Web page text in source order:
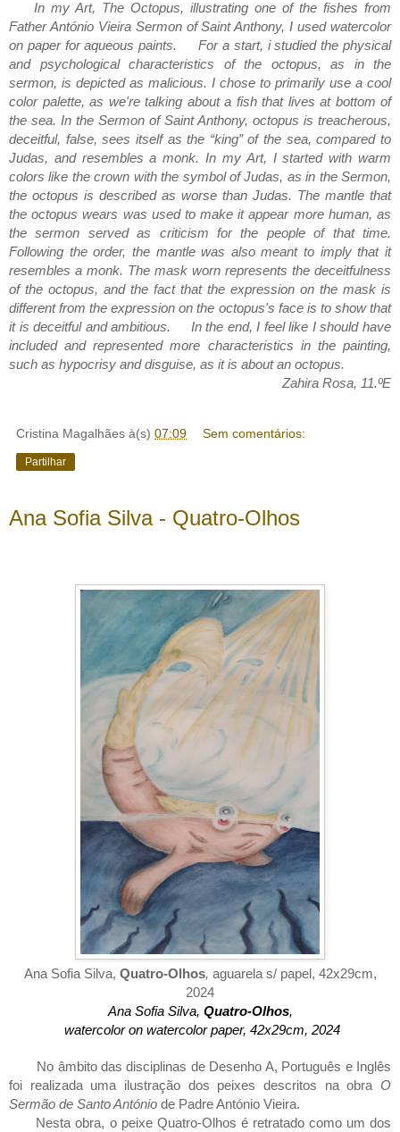
In my Art, The Octopus, illustrating one of the fishes from
Father António Vieira Sermon of Saint Anthony, I used watercolor
on paper for aqueous paints.
For a start, i studied the physical
and psychological characteristics of the octopus, as in the
sermon, is depicted as malicious. I chose to primarily use a cool
color palette, as we're talking about a fish that lives at bottom of
the sea. In the Sermon of Saint Anthony, octopus is treacherous,
deceitful, false, sees itself as the “king” of the sea, compared to
Judas, and resembles a monk. In my Art, I started with warm
colors like the crown with the symbol of Judas, as in the Sermon,
the octopus is described as worse than Judas. The mantle that
the octopus wears was used to make it appear more human, as
the sermon served as criticism for the people of that time.
Following the order, the mantle was also meant to imply that it
resembles a monk. The mask worn represents the deceitfulness
of the octopus, and the fact that the expression on the mask is
different from the expression on the octopus's face is to show that
it is deceitful and ambitious.
In the end, I feel like I should have
included and represented more characteristics in the painting,
such as hypocrisy and disguise, as it is about an octopus.
Zahira Rosa, 11.ºE
Cristina Magalhães à(s) 07:09 Sem comentários:
Partilhar
Ana Sofia Silva - Quatro-Olhos
Ana Sofia Silva, Quatro-Olhos, aguarela s/ papel, 42x29cm,
2024
Ana Sofia Silva, Quatro-Olhos,
watercolor on watercolor paper, 42x29cm, 2024
No âmbito das disciplinas de Desenho A, Português e Inglês
foi realizada uma ilustração dos peixes descritos na obra O
Sermão de Santo António de Padre António Vieira.
Nesta obra, o peixe Quatro-Olhos é retratado como um dos